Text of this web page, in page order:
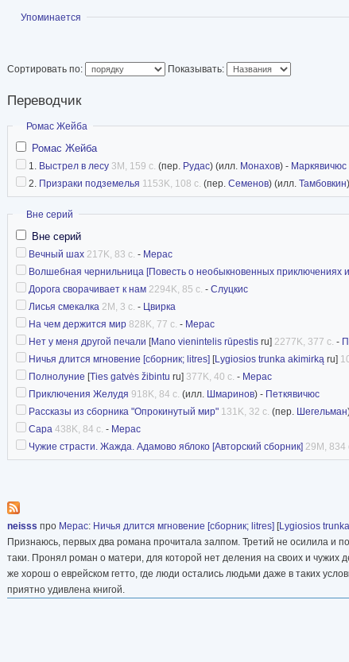
Показать
Упоминается
Сортировать по: Показывать:
Переводчик
Скрыть
Ромас Жейба
Ромас Жейба
1. Выстрел в лесу 3M, 159 с. (пер. Рудас) (илл. Монахов) - Маркявичюс
2. Призраки подземелья 1153K, 108 с. (пер. Семенов) (илл. Тамбовкин
Скрыть
Вне серий
Вне серий
Вечный шах 217K, 83 с. - Мерас
Волшебная чернильница [Повесть о необыкновенных
Дорога сворачивает к нам 2294K, 85 с. - Слуцкис
Лисья смекалка 2M, 3 с. - Цвирка
На чем держится мир 828K, 77 с. - Мерас
Нет у меня другой печали [Mano vienintelis rūpestis ru] 2277K, 377 с. -
Ничья длится мгновение [сборник; litres] [Lygiosios trunka akimirką ru]
Полнолуние [Ties gatvės žibintu ru] 377K, 40 с. - Мерас
Приключения Желудя 918K, 84 с. (илл. Шмаринов) - Петкявичюс
Рассказы из сборника "Опрокинутый мир" 131K, 32 с. (пер. Шегельман
Сара 438K, 84 с. - Мерас
Чужие страсти. Жажда. Адамово яблоко [Авторский сборник] 29M, 834
neisss про Мерас: Ничья длится мгновение [сборник; litres] [Lygiosios
Признаюсь, первых два романа прочитала залпом. Третий не осилила и
таки. Пронял роман о матери, для которой нет деления на своих и
же хорош о еврейском гетто, где люди остались людьми даже в таких
приятно удивлена книгой.